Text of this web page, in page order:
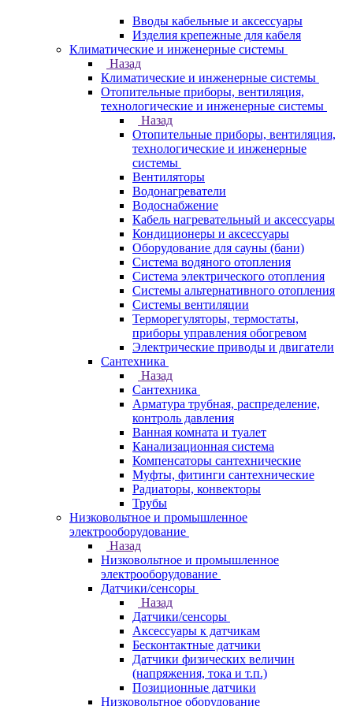
Вводы кабельные и аксессуары
Изделия крепежные для кабеля
Климатические и инженерные системы
Назад
Климатические и инженерные системы
Отопительные приборы, вентиляция,
технологические и инженерные системы
Назад
Отопительные приборы, вентиляция,
технологические и инженерные
системы
Вентиляторы
Водонагреватели
Водоснабжение
Кабель нагревательный и аксессуары
Кондиционеры и аксессуары
Оборудование для сауны (бани)
Система водяного отопления
Система электрического отопления
Системы альтернативного отопления
Системы вентиляции
Терморегуляторы, термостаты,
приборы управления обогревом
Электрические приводы и двигатели
Сантехника
Назад
Сантехника
Арматура трубная, распределение,
контроль давления
Ванная комната и туалет
Канализационная система
Компенсаторы сантехнические
Муфты, фитинги сантехнические
Радиаторы, конвекторы
Трубы
Низковольтное и промышленное
электрооборудование
Назад
Низковольтное и промышленное
электрооборудование
Датчики/сенсоры
Назад
Датчики/сенсоры
Аксессуары к датчикам
Бесконтактные датчики
Датчики физических величин
(напряжения, тока и т.п.)
Позиционные датчики
Низковольтное оборудование